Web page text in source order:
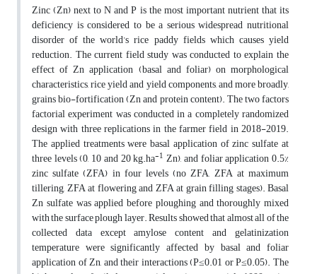
Zinc (Zn) next to N and P is the most important nutrient that its
deficiency is considered to be a serious widespread nutritional
disorder of the world’s rice paddy fields which causes yield
reduction. The current field study was conducted to explain the
effect of Zn application (basal and foliar) on morphological
characteristics, rice yield and yield components, and more broadly,
grains bio-fortification (Zn and protein content). The two factors
factorial experiment was conducted in a completely randomized
design with three replications in the farmer field in 2018-2019.
The applied treatments were basal application of zinc sulfate at
three levels (0, 10 and 20 kg.ha-1 Zn), and foliar application 0.5%
zinc sulfate (ZFA) in four levels (no ZFA, ZFA at maximum
tillering, ZFA at flowering and ZFA at grain filling stages). Basal
Zn sulfate was applied before ploughing and thoroughly mixed
with the surface plough layer. Results showed that almost all of the
collected data except amylose content and gelatinization
temperature were significantly affected by basal and foliar
application of Zn, and their interactions (P≤0.01 or P≤0.05). The